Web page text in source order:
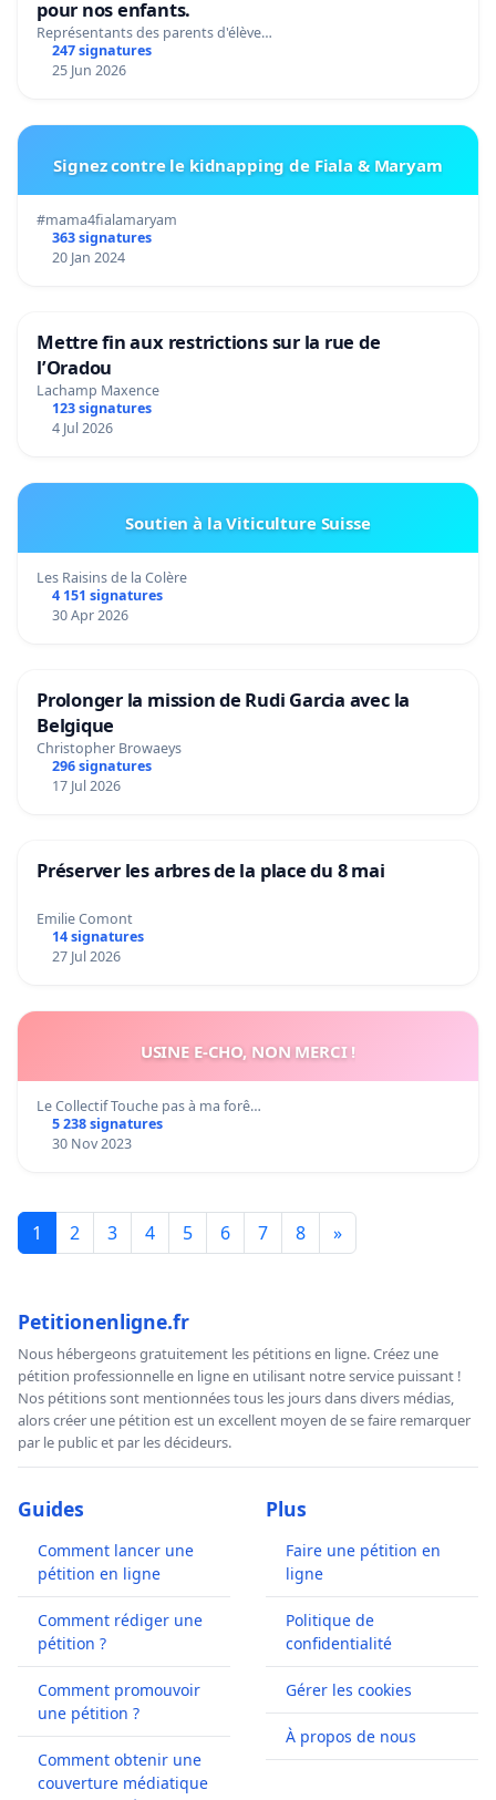
pour nos enfants.
Représentants des parents d'élève…
247 signatures
25 Jun 2026
Signez contre le kidnapping de Fiala & Maryam
#mama4fialamaryam
363 signatures
20 Jan 2024
Mettre fin aux restrictions sur la rue de
l’Oradou
Lachamp Maxence
123 signatures
4 Jul 2026
Soutien à la Viticulture Suisse
Les Raisins de la Colère
4 151 signatures
30 Apr 2026
Prolonger la mission de Rudi Garcia avec la
Belgique
Christopher Browaeys
296 signatures
17 Jul 2026
Préserver les arbres de la place du 8 mai
Emilie Comont
14 signatures
27 Jul 2026
USINE E-CHO, NON MERCI !
Le Collectif Touche pas à ma forê…
5 238 signatures
30 Nov 2023
1 2 3 4 5 6 7 8 »
Petitionenligne.fr
Nous hébergeons gratuitement les pétitions en ligne. Créez une
pétition professionnelle en ligne en utilisant notre service puissant !
Nos pétitions sont mentionnées tous les jours dans divers médias,
alors créer une pétition est un excellent moyen de se faire remarquer
par le public et par les décideurs.
Guides
Comment lancer une
pétition en ligne
Comment rédiger une
pétition ?
Comment promouvoir
une pétition ?
Comment obtenir une
couverture médiatique
Plus
Faire une pétition en
ligne
Politique de
confidentialité
Gérer les cookies
À propos de nous